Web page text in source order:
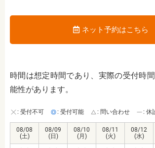
ネット予約はこちら
時間は想定時間であり、実際の受付時
能性があります。
: 受付不可 : 受付可能 : 問い合わせ : 休
08/08
(土)
08/09
(日)
08/10
(月)
08/11
(火)
08/12
(水)